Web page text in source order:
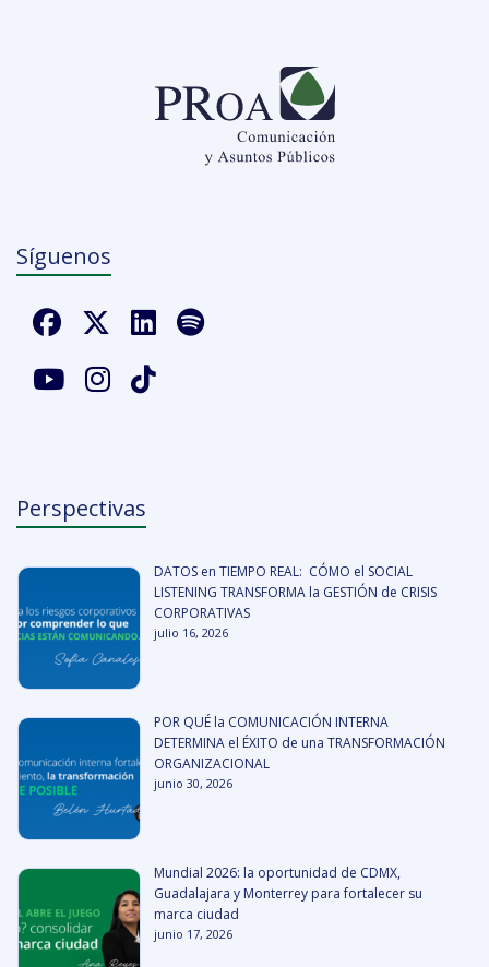
Síguenos
Perspectivas
DATOS en TIEMPO REAL: CÓMO el SOCIAL
LISTENING TRANSFORMA la GESTIÓN de CRISIS
CORPORATIVAS
julio 16, 2026
POR QUÉ la COMUNICACIÓN INTERNA
DETERMINA el ÉXITO de una TRANSFORMACIÓN
ORGANIZACIONAL
junio 30, 2026
Mundial 2026: la oportunidad de CDMX,
Guadalajara y Monterrey para fortalecer su
marca ciudad
junio 17, 2026